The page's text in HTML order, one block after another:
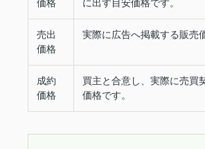
価格
に出す目安価格です。
売出
価格
実際に広告へ掲載する販売
成約
価格
買主と合意し、実際に売買
価格です。